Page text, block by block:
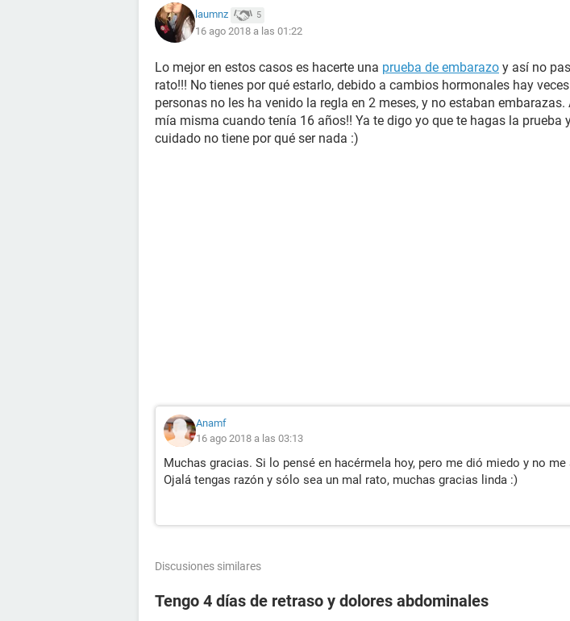
laumnz 5
16 ago 2018 a las 01:22
Lo mejor en estos casos es hacerte una prueba de embarazo y así no
rato!!! No tienes por qué estarlo, debido a cambios hormonales hay
personas no les ha venido la regla en 2 meses, y no estaban embarazas.
mía misma cuando tenía 16 años!! Ya te digo yo que te hagas la prueba
cuidado no tiene por qué ser nada :)
Anamf
16 ago 2018 a las 03:13
Muchas gracias. Si lo pensé en hacérmela hoy, pero me dió miedo y no me
Ojalá tengas razón y sólo sea un mal rato, muchas gracias linda :)
Discusiones similares
Tengo 4 días de retraso y dolores abdominales